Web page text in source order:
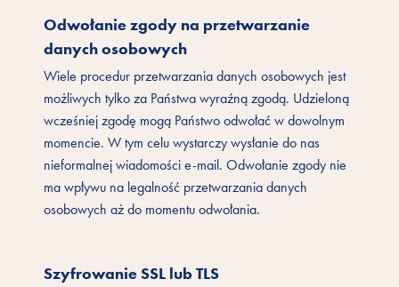
Odwołanie zgody na przetwarzanie
danych osobowych
Wiele procedur przetwarzania danych osobowych jest
możliwych tylko za Państwa wyraźną zgodą. Udzieloną
wcześniej zgodę mogą Państwo odwołać w dowolnym
momencie. W tym celu wystarczy wysłanie do nas
nieformalnej wiadomości e-mail. Odwołanie zgody nie
ma wpływu na legalność przetwarzania danych
osobowych aż do momentu odwołania.
Szyfrowanie SSL lub TLS